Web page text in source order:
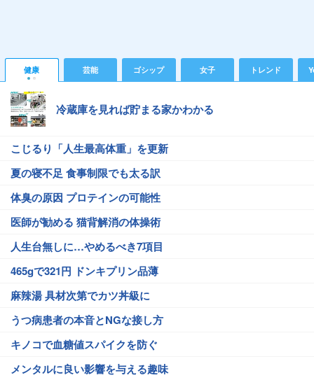
健康 芸能 ゴシップ 女子 トレンド
冷蔵庫を見れば貯まる家かわかる
こじるり「人生最高体重」を更新
夏の寝不足 食事制限でも太る訳
体臭の原因 プロテインの可能性
医師が勧める 猫背解消の体操術
人生台無しに…やめるべき7項目
465gで321円 ドンキプリン品薄
麻辣湯 具材次第でカツ丼級に
うつ病患者の本音とNGな接し方
キノコで血糖値スパイクを防ぐ
メンタルに良い影響を与える趣味